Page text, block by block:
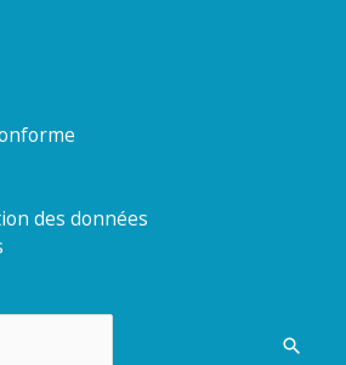
des données